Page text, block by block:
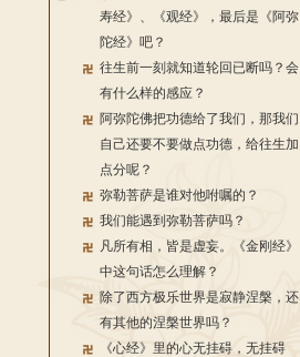
寿经》、《观经》，最后是《阿弥
陀经》吧？
往生前一刻就知道轮回已断吗？会
有什么样的感应？
阿弥陀佛把功德给了我们，那我们
自己还要不要做点功德，给往生加
点分呢？
弥勒菩萨是谁对他咐嘱的？
我们能遇到弥勒菩萨吗？
凡所有相，皆是虚妄。《金刚经》
中这句话怎么理解？
除了西方极乐世界是寂静涅槃，还
有其他的涅槃世界吗？
《心经》里的心无挂碍，无挂碍